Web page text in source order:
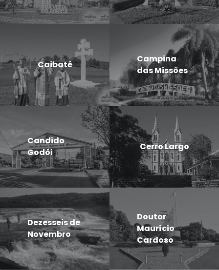
Caibaté
Campina
das Missões
Candido
Godói
Cerro Largo
Dezesseis de
Novembro
Doutor
Maurício
Cardoso